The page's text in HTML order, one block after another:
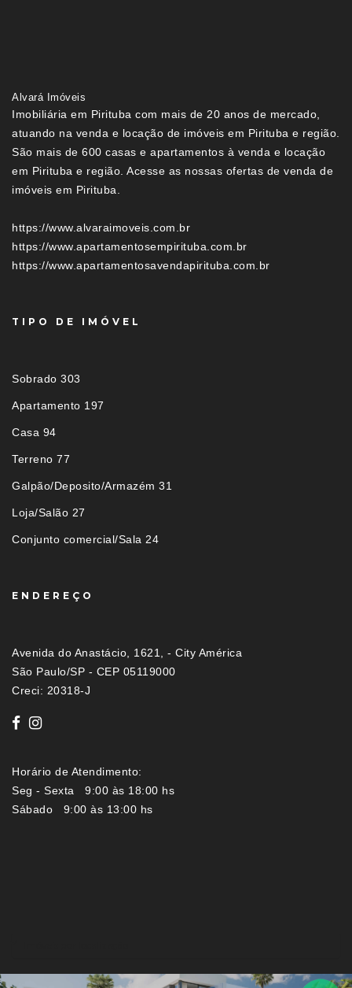
Alvará Imóveis
Imobiliária em Pirituba com mais de 20 anos de mercado,
atuando na venda e locação de imóveis em Pirituba e região.
São mais de 600 casas e apartamentos à venda e locação
em Pirituba e região. Acesse as nossas ofertas de venda de
imóveis em Pirituba.
https://www.alvaraimoveis.com.br
https://www.apartamentosempirituba.com.br
https://www.apartamentosavendapirituba.com.br
TIPO DE IMÓVEL
Sobrado 303
Apartamento 197
Casa 94
Terreno 77
Galpão/Deposito/Armazém 31
Loja/Salão 27
Conjunto comercial/Sala 24
ENDEREÇO
Avenida do Anastácio, 1621, - City América
São Paulo/SP - CEP 05119000
Creci: 20318-J
Horário de Atendimento:
Seg - Sexta 9:00 às 18:00 hs
Sábado 9:00 às 13:00 hs